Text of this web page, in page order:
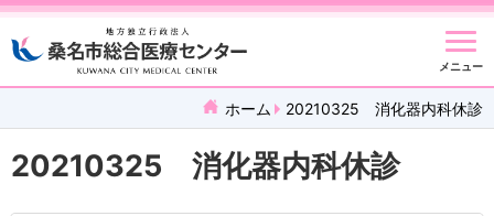
メニュー
ホーム 20210325 消化器内科休診
20210325 消化器内科休診